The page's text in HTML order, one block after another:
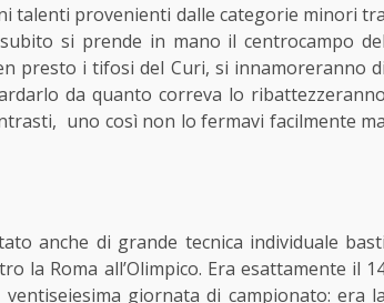
talenti provenienti dalle categorie minori tra
si prende in mano il centrocampo del
presto i tifosi del Curi, si innamoreranno di
da quanto correva lo ribattezzeranno
uno così non lo fermavi facilmente ma
anche di grande tecnica individuale basti
la Roma all’Olimpico. Era esattamente il
giornata di campionato: era la